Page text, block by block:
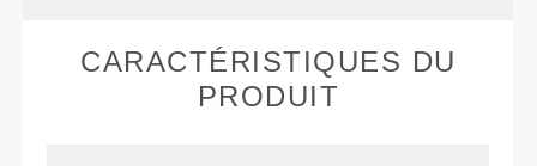
CARACTÉRISTIQUES DU
PRODUIT